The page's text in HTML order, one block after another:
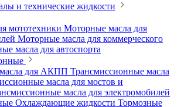
и технические жидкости
мототехники Моторные масла для
Моторные масла для коммерческого
масла для автоспорта
для АКПП Трансмиссионные масла
масла для мостов и
масла для электромобилей
Охлаждающие жидкости Тормозные